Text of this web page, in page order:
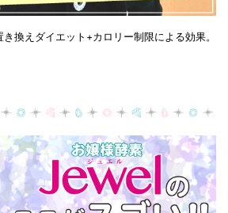
き換えダイエット+カロリー制限による効果。